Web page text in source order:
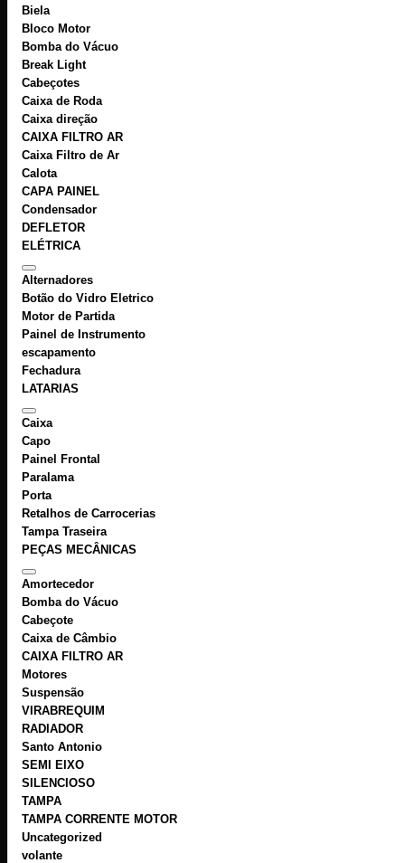
Biela
Bloco Motor
Bomba do Vácuo
Break Light
Cabeçotes
Caixa de Roda
Caixa direção
CAIXA FILTRO AR
Caixa Filtro de Ar
Calota
CAPA PAINEL
Condensador
DEFLETOR
ELÉTRICA
Alternadores
Botão do Vidro Eletrico
Motor de Partida
Painel de Instrumento
escapamento
Fechadura
LATARIAS
Caixa
Capo
Painel Frontal
Paralama
Porta
Retalhos de Carrocerias
Tampa Traseira
PEÇAS MECÂNICAS
Amortecedor
Bomba do Vácuo
Cabeçote
Caixa de Câmbio
CAIXA FILTRO AR
Motores
Suspensão
VIRABREQUIM
RADIADOR
Santo Antonio
SEMI EIXO
SILENCIOSO
TAMPA
TAMPA CORRENTE MOTOR
Uncategorized
volante